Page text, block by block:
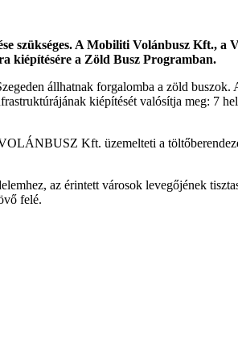
szükséges. A Mobiliti Volánbusz Kft., a
kiépítésére a Zöld Busz Programban.
állhatnak forgalomba a zöld
kiépítését valósítja meg: 7
Kft. üzemelteti a
az érintett városok levegőjének
felé.